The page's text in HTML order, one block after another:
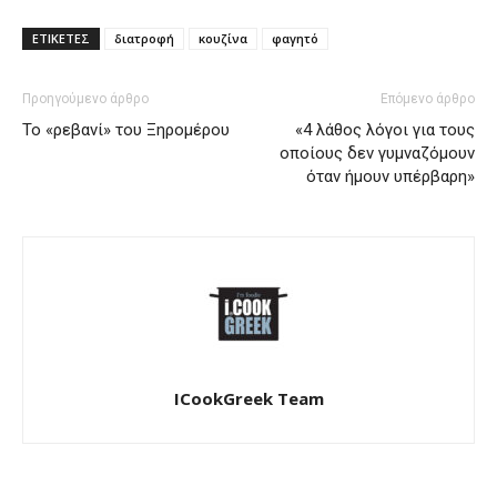
ΕΤΙΚΕΤΕΣ διατροφή κουζίνα φαγητό
Προηγούμενο άρθρο
Το «ρεβανί» του Ξηρομέρου
Επόμενο άρθρο
«4 λάθος λόγοι για τους
οποίους δεν γυμναζόμουν
όταν ήμουν υπέρβαρη»
ICookGreek Team